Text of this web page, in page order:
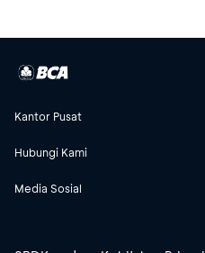
Kantor Pusat
Hubungi Kami
Media Sosial